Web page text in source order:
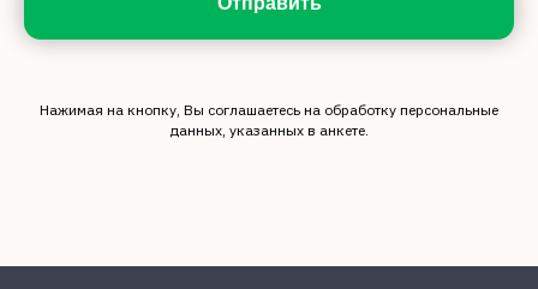
Нажимая на кнопку, Вы соглашаетесь на обработку персональные
данных, указанных в анкете.